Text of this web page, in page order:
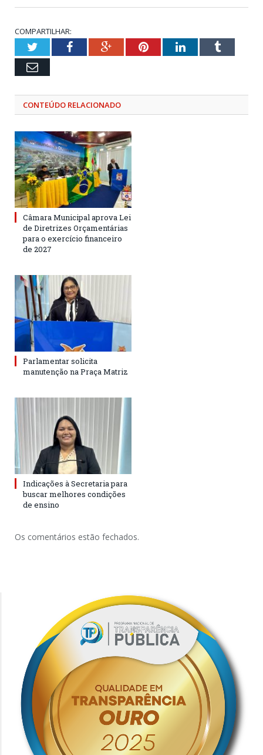
COMPARTILHAR:
TwitterFacebookGoogle+PinterestLinkedInTumblr
Email
CONTEÚDO RELACIONADO
Câmara Municipal aprova Lei
de Diretrizes Orçamentárias
para o exercício financeiro
de 2027
Parlamentar solicita
manutenção na Praça Matriz
Indicações à Secretaria para
buscar melhores condições
de ensino
Os comentários estão fechados.